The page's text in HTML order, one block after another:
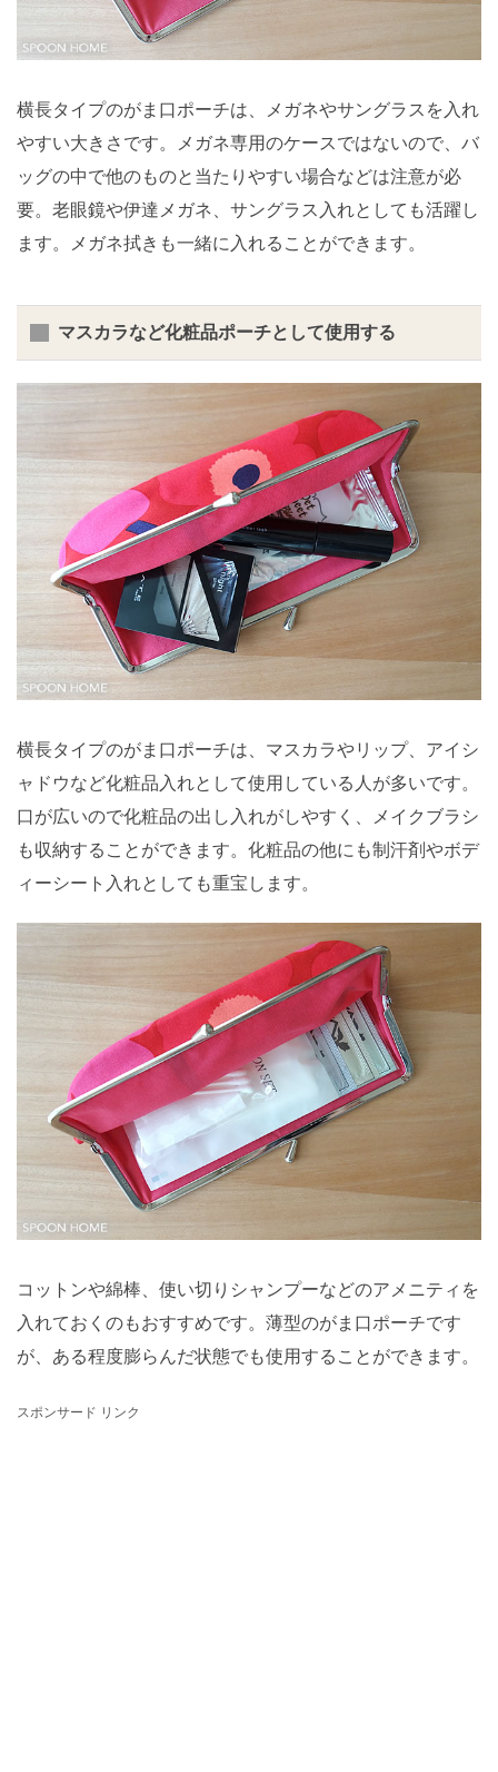
横長タイプのがま口ポーチは、メガネやサングラスを入れ
やすい大きさです。メガネ専用のケースではないので、バ
ッグの中で他のものと当たりやすい場合などは注意が必
要。老眼鏡や伊達メガネ、サングラス入れとしても活躍し
ます。メガネ拭きも一緒に入れることができます。
マスカラなど化粧品ポーチとして使用する
横長タイプのがま口ポーチは、マスカラやリップ、アイシ
ャドウなど化粧品入れとして使用している人が多いです。
口が広いので化粧品の出し入れがしやすく、メイクブラシ
も収納することができます。化粧品の他にも制汗剤やボデ
ィーシート入れとしても重宝します。
コットンや綿棒、使い切りシャンプーなどのアメニティを
入れておくのもおすすめです。薄型のがま口ポーチです
が、ある程度膨らんだ状態でも使用することができます。
スポンサード リンク